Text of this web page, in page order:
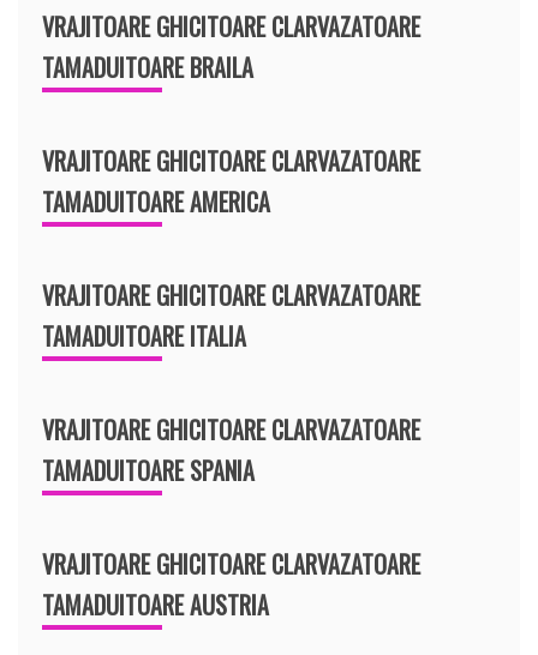
VRAJITOARE GHICITOARE CLARVAZATOARE
TAMADUITOARE BRAILA
VRAJITOARE GHICITOARE CLARVAZATOARE
TAMADUITOARE AMERICA
VRAJITOARE GHICITOARE CLARVAZATOARE
TAMADUITOARE ITALIA
VRAJITOARE GHICITOARE CLARVAZATOARE
TAMADUITOARE SPANIA
VRAJITOARE GHICITOARE CLARVAZATOARE
TAMADUITOARE AUSTRIA